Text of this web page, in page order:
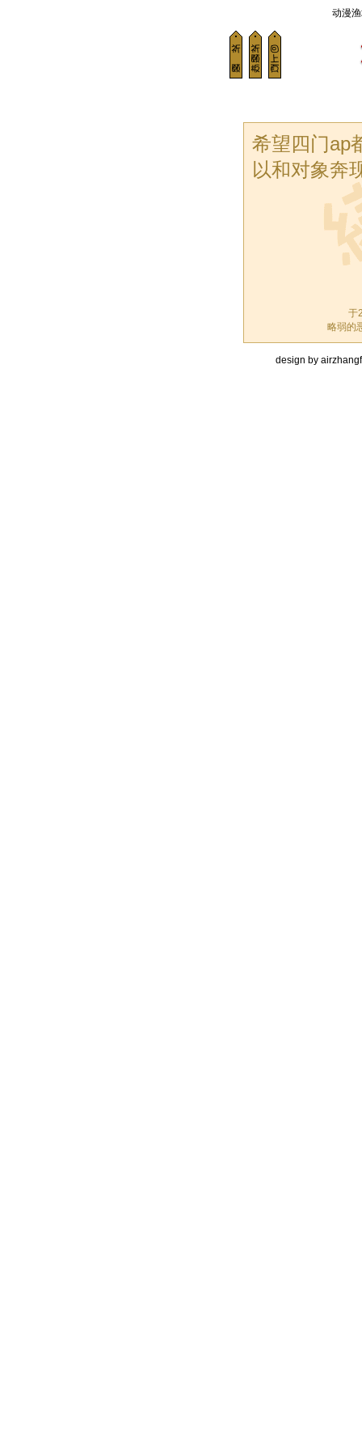
动漫
希望四门ap
以和对象奔
于
略弱的
design by